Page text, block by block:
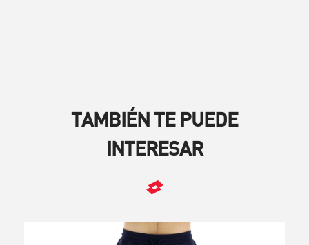
TAMBIÉN TE PUEDE
INTERESAR